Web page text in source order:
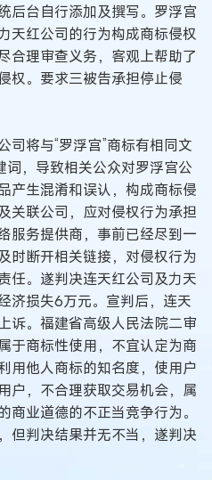
后台自行添加及撰写。罗浮宫
天红公司的行为构成商标侵权
合理审查义务，客观上帮助了
权。要求三被告承担停止侵
将与“罗浮宫”商标有相同文
词，导致相关公众对罗浮宫公
产生混淆和误认，构成商标侵
关联公司，应对侵权行为承担
服务提供商，事前已经尽到一
时断开相关链接，对侵权行为
任。遂判决连天红公司及力天
济损失6万元。宣判后，连天
诉。福建省高级人民法院二审
于商标性使用，不宜认定为商
用他人商标的知名度，使用户
户，不合理获取交易机会，属
商业道德的不正当竞争行为。
但判决结果并无不当，遂判决